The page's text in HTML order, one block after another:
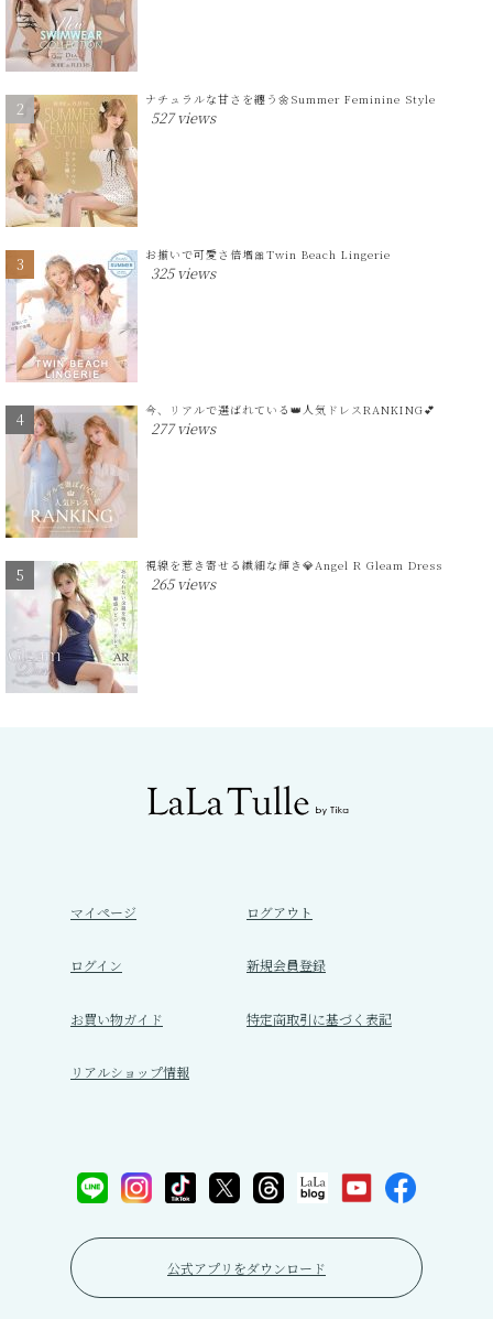
ナチュラルな甘さを纏う🌼Summer Feminine Style
527 views
お揃いで可愛さ倍増🎀Twin Beach Lingerie
325 views
今、リアルで選ばれている👑人気ドレスRANKING💕
277 views
視線を惹き寄せる繊細な輝き💎Angel R Gleam Dress
265 views
マイページ ログアウト
ログイン 新規会員登録
お買い物ガイド 特定商取引に基づく表記
リアルショップ情報
公式アプリをダウンロード